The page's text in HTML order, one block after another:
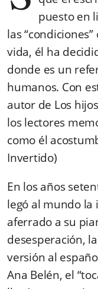
puesto en
las
vida, él ha
donde es un
humanos. Con
autor de Los
los lectores
como él
Invertido)
En los años
legó al mundo
aferrado a su
desesperación,
versión al
Ana Belén, el